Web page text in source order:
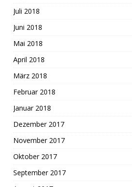
Juli 2018
Juni 2018
Mai 2018
April 2018
März 2018
Februar 2018
Januar 2018
Dezember 2017
November 2017
Oktober 2017
September 2017